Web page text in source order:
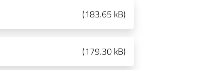
(183.65 kB)
(179.30 kB)